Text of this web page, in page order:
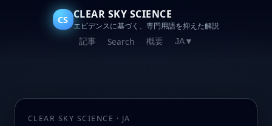
CS CLEAR SKY SCIENCE
エビデンスに基づく、専門用語を抑えた解説
記事 Search 概要 JA▼
CLEAR SKY SCIENCE · JA